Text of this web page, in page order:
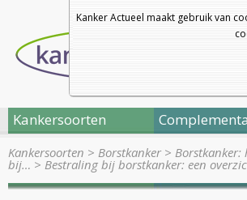
Kanker Actueel maakt gebruik van
Kankersoorten
Kankersoorten > Borstkanker>
bij… > Bestraling bij borstkanker: een